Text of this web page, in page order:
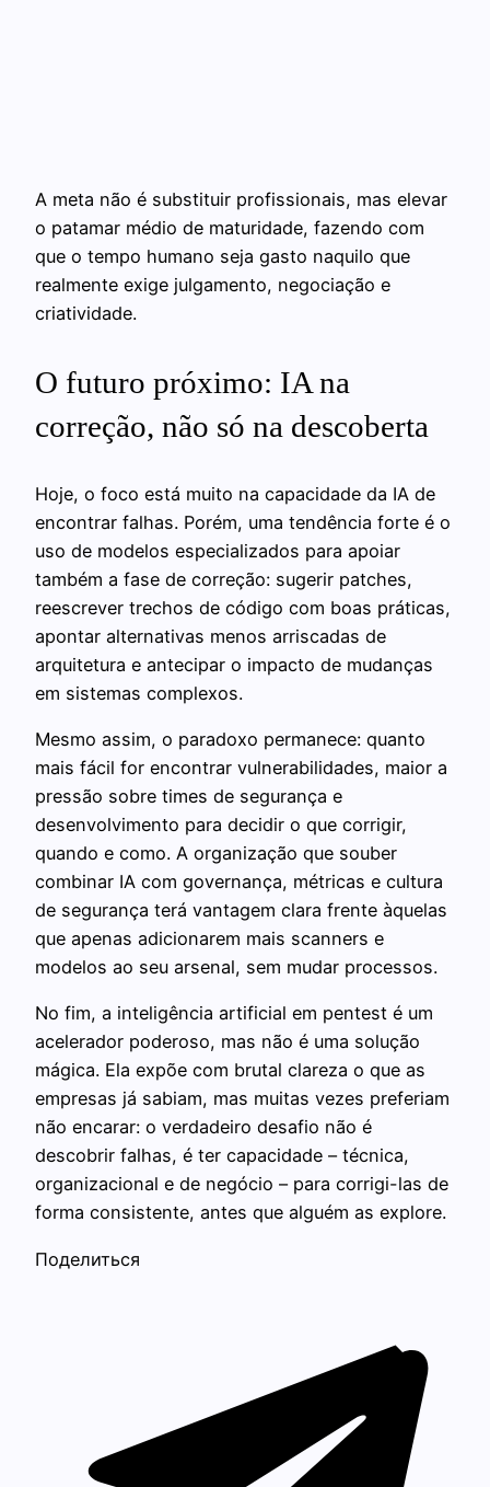
A meta não é substituir profissionais, mas elevar
o patamar médio de maturidade, fazendo com
que o tempo humano seja gasto naquilo que
realmente exige julgamento, negociação e
criatividade.
O futuro próximo: IA na
correção, não só na descoberta
Hoje, o foco está muito na capacidade da IA de
encontrar falhas. Porém, uma tendência forte é o
uso de modelos especializados para apoiar
também a fase de correção: sugerir patches,
reescrever trechos de código com boas práticas,
apontar alternativas menos arriscadas de
arquitetura e antecipar o impacto de mudanças
em sistemas complexos.
Mesmo assim, o paradoxo permanece: quanto
mais fácil for encontrar vulnerabilidades, maior a
pressão sobre times de segurança e
desenvolvimento para decidir o que corrigir,
quando e como. A organização que souber
combinar IA com governança, métricas e cultura
de segurança terá vantagem clara frente àquelas
que apenas adicionarem mais scanners e
modelos ao seu arsenal, sem mudar processos.
No fim, a inteligência artificial em pentest é um
acelerador poderoso, mas não é uma solução
mágica. Ela expõe com brutal clareza o que as
empresas já sabiam, mas muitas vezes preferiam
não encarar: o verdadeiro desafio não é
descobrir falhas, é ter capacidade – técnica,
organizacional e de negócio – para corrigi-las de
forma consistente, antes que alguém as explore.
Поделиться